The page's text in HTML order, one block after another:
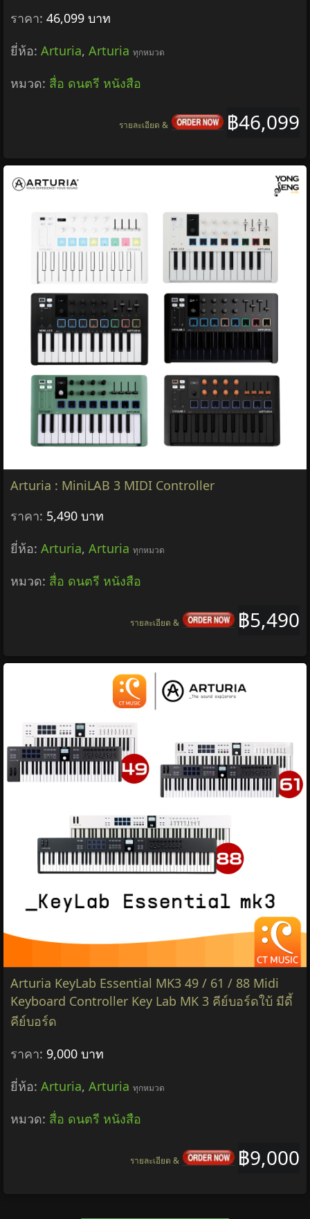
ราคา: 46,099 บาท
ยี่ห้อ: Arturia, Arturia ทุกหมวด
หมวด: สื่อ ดนตรี หนังสือ
฿46,099
รายละเอียด &
Arturia : MiniLAB 3 MIDI Controller
ราคา: 5,490 บาท
ยี่ห้อ: Arturia, Arturia ทุกหมวด
หมวด: สื่อ ดนตรี หนังสือ
฿5,490
รายละเอียด &
Arturia KeyLab Essential MK3 49 / 61 / 88 Midi
Keyboard Controller Key Lab MK 3 คีย์บอร์ดใบ้ มีดี้
คีย์บอร์ด
ราคา: 9,000 บาท
ยี่ห้อ: Arturia, Arturia ทุกหมวด
หมวด: สื่อ ดนตรี หนังสือ
฿9,000
รายละเอียด &